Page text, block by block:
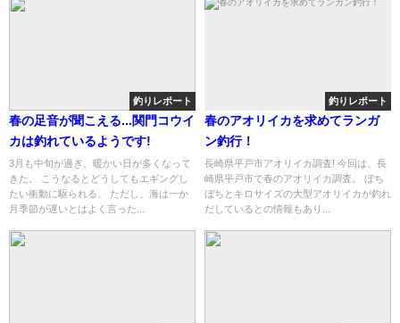
釣りレポート
春の足音が聞こえる...関門コウイ
カは釣れているようです!
3月も中旬が過ぎ、暖かい日が多くなって
きた。 こうなるとどうしてもエギングし
たい衝動に駆られる。 ただし、海は一か
月季節が遅いとはよく言った...
釣りレポート
春のアオリイカを求めてランガ
ン釣行！
長崎県平戸市アオリイカ調査! 今回は、長
崎県平戸市で春のアオリイカ調査。 ぼち
ぼちとキロサイズの大型アオリイカが釣れ
だしているとの情報もあり...